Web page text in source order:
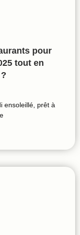
pour
tout en
ensoleillé, prêt à